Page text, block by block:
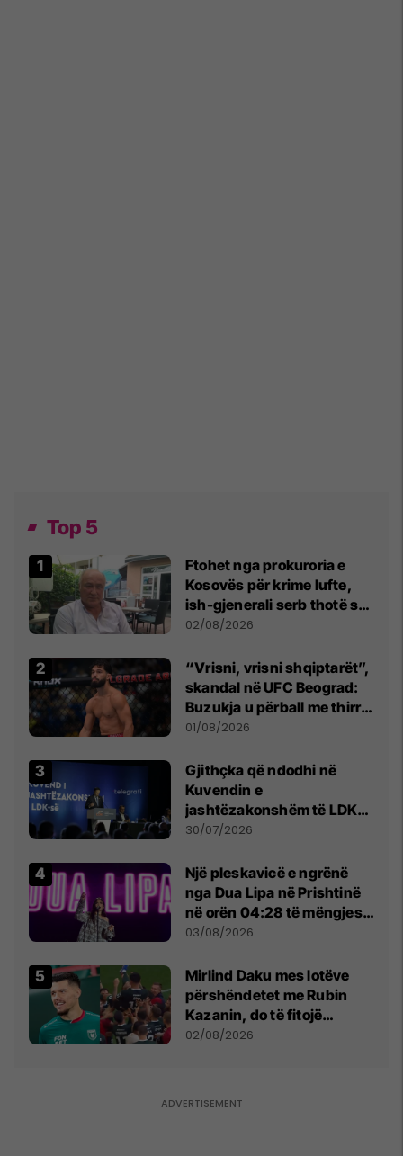
Top 5
Ftohet nga prokuroria e
Kosovës për krime lufte,
ish-gjenerali serb thotë se
dikush e tradhtoi në
02/08/2026
“Vrisni, vrisni shqiptarët”,
skandal në UFC Beograd:
Buzukja u përball me thirrje
anti-shqiptare nga
01/08/2026
Gjithçka që ndodhi në
Kuvendin e
jashtëzakonshëm të LDK-
së
30/07/2026
Një pleskavicë e ngrënë
nga Dua Lipa në Prishtinë
në orën 04:28 të mëngjesit
- dhe bota digjitale serbe
03/08/2026
Mirlind Daku mes lotëve
përshëndetet me Rubin
Kazanin, do të fitojë
miliona te Spartak Moska
02/08/2026